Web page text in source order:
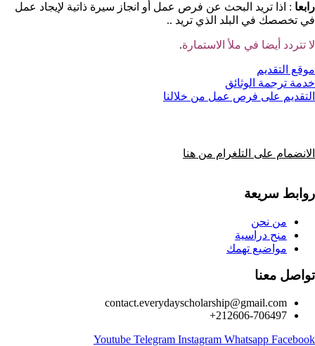
رابعا : اذا تريد البحث عن فرص عمل أو انجاز سيرة ذاتية لإيجاد عمل
في تخصصك في البلد الذي تريد ..
لا تتردد أيضا في ملأ الاستمارة.
موقع التقديم
خدمة ترجمة الوثائق
التقديم على فرص عمل من خلالنا
الانضمام على التلغرام من هنا
روابط سريعة
من نحن
منح دراسية
مواضيع تهمك
تواصل معنا
contact.everydayscholarship@gmail.com
212606-706497+
Youtube Telegram Instagram Whatsapp Facebook